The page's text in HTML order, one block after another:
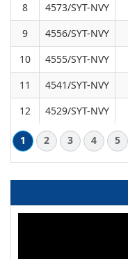
8 4573/SYT-NVY
9
4556/SYT-NVY
10
4555/SYT-NVY
11
4541/SYT-NVY
12
4529/SYT-NVY
1 2 3 4 5